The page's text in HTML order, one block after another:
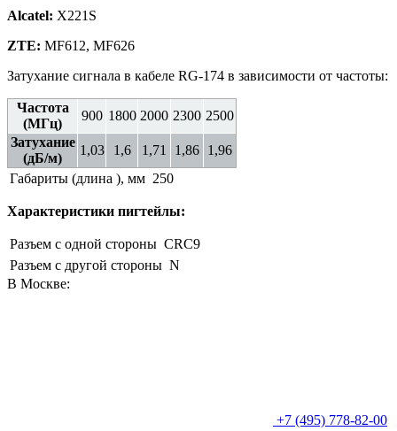
Alcatel: X221S
ZTE: MF612, MF626
Затухание сигнала в кабеле RG-174 в зависимости от частоты:
Частота
(МГц)
900 1800 2000 2300 2500
Затухание
(дБ/м)
1,03 1,6 1,71 1,86 1,96
Габариты (длина ), мм 250
Характеристики пигтейлы:
Разъем с одной стороны CRC9
Разъем с другой стороны N
В Москве:
+7 (495) 778-82-00